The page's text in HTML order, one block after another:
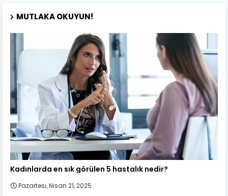
MUTLAKA OKUYUN!
Kadın Sağlığı
Kadınlarda en sık görülen 5 hastalık nedir?
Pazartesi, Nisan 21, 2025